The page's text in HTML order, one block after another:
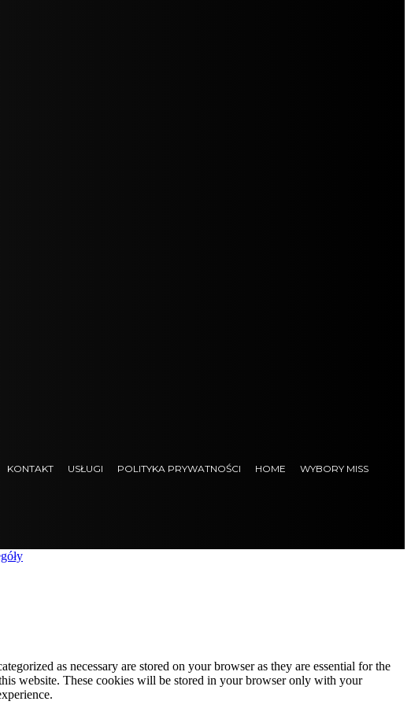
KONTAKT USŁUGI POLITYKA PRYWATNOŚCI HOME WYBORY MISS
as necessary are stored on your browser as they are essential for the
website. These cookies will be stored in your browser only with your